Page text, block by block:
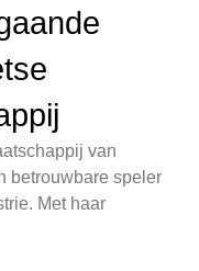
van
betrouwbare speler
Met haar